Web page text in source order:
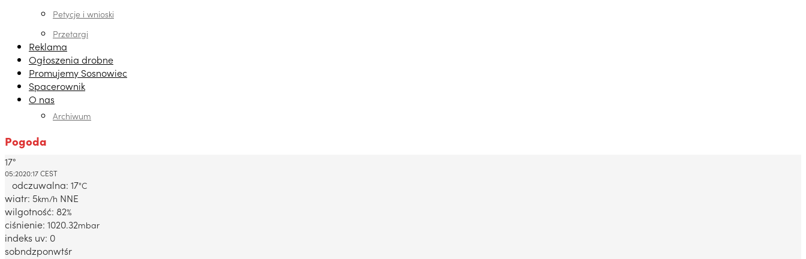
Petycje i wnioski
Przetargi
Reklama
Ogłoszenia drobne
Promujemy Sosnowiec
Spacerownik
O nas
Archiwum
Pogoda
Dabrowa Gornicza, PL
17°
05:2020:17 CEST
odczuwalna: 17°C
wiatr: 5km/h NNE
wilgotność: 82%
ciśnienie: 1020.32mbar
indeks uv: 0
sobndzponwtśr